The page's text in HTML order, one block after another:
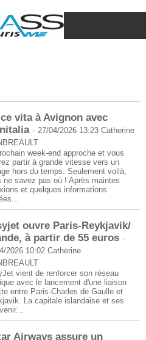
vita à Avignon avec
- 27/04/2026 13:23Catherine
week-end approche et vous
partir à grande vitesse vers un
hors du temps. Seulement voilà,
ne savez pas où ! Après maintes
et quelques informations
ouvre Paris-Reykjavik/
à partir de 55 euros -
2026 10:02Catherine
vient de renforcer son réseau
avec le lancement d'une liaison
entre Paris-Charles de Gaulle et
La capitale islandaise et ses
Airways assure un